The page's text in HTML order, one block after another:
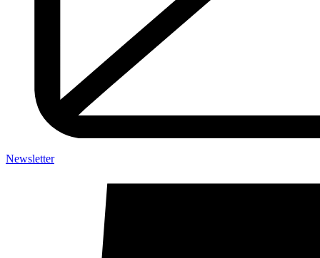
Newsletter